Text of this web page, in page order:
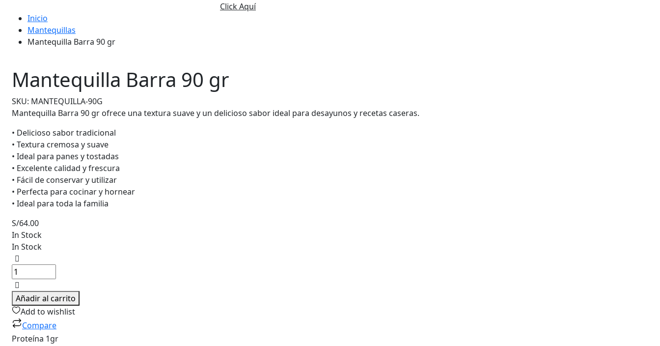
Click Aquí
Inicio
Mantequillas
Mantequilla Barra 90 gr
Mantequilla Barra 90 gr
SKU: MANTEQUILLA-90G
Mantequilla Barra 90 gr ofrece una textura suave y un delicioso sabor ideal para desayunos y recetas caseras.
• Delicioso sabor tradicional
• Textura cremosa y suave
• Ideal para panes y tostadas
• Excelente calidad y frescura
• Fácil de conservar y utilizar
• Perfecta para cocinar y hornear
• Ideal para toda la familia
S/64.00
In Stock
In Stock
Mantequilla
Barra
90
gr
quantity
Añadir al carrito
Add to wishlist
Compare
Proteína 1gr